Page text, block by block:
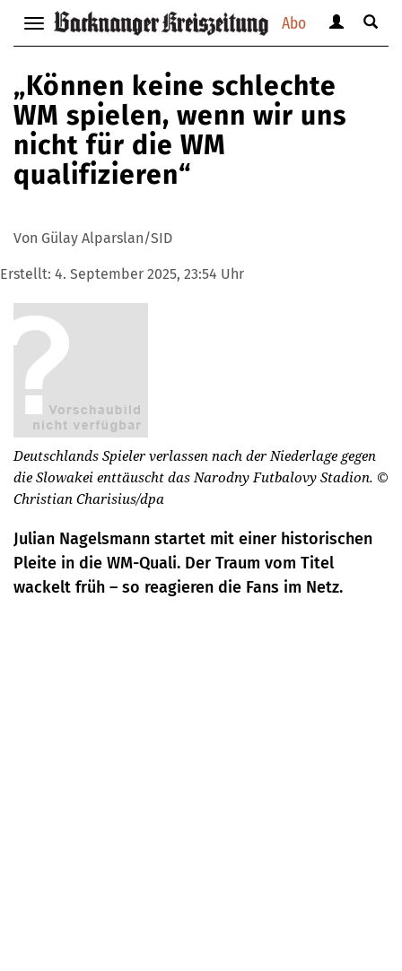
Abo
Navigation
anzeigen
bzw.
verbergen
anzeigen
verbergen
Suche
„Können keine schlechte
WM spielen, wenn wir uns
nicht für die WM
qualifizieren“
Von Gülay Alparslan/SID
Erstellt: 4. September 2025, 23:54 Uhr
Deutschlands Spieler verlassen nach der Niederlage gegen
die Slowakei enttäuscht das Narodny Futbalovy Stadion. ©
Christian Charisius/dpa
Julian Nagelsmann startet mit einer historischen
Pleite in die WM-Quali. Der Traum vom Titel
wackelt früh – so reagieren die Fans im Netz.